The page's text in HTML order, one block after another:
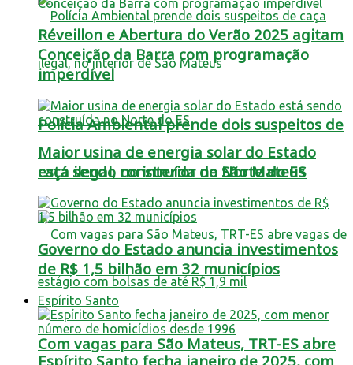
Polícia Ambiental prende dois suspeitos de
caça ilegal, no interior de São Mateus
Com vagas para São Mateus, TRT-ES abre
Réveillon e Abertura do Verão 2025 agitam
Conceição da Barra com programação
imperdível
Maior usina de energia solar do Estado
está sendo construída no Norte do ES
Governo do Estado anuncia investimentos
de R$ 1,5 bilhão em 32 municípios
Espírito Santo
Espírito Santo fecha janeiro de 2025, com